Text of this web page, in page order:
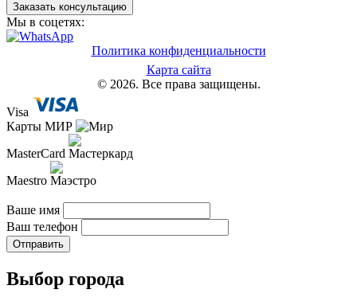
Заказать консультацию
Мы в соцетях:
Политика конфиденциальности
Карта сайта
© 2026. Все права защищены.
Visa
Карты МИР
MasterCard
Maestro
Ваше имя
Ваш телефон
Отправить
Выбор города